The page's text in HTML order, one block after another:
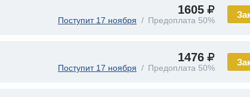
1605
Поступит 17 ноября Предоплата 50%
1476
Поступит 17 ноября Предоплата 50%